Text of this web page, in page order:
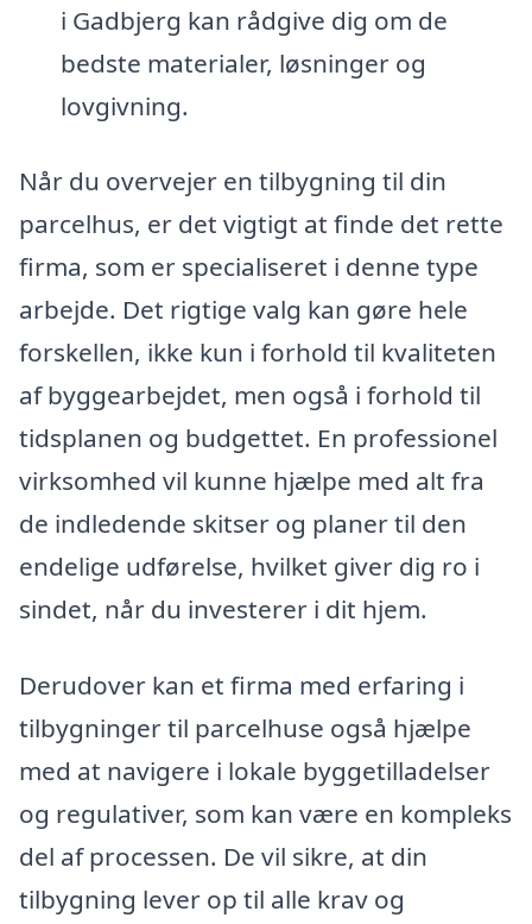
i Gadbjerg kan rådgive dig om de
bedste materialer, løsninger og
lovgivning.
Når du overvejer en tilbygning til din
parcelhus, er det vigtigt at finde det rette
firma, som er specialiseret i denne type
arbejde. Det rigtige valg kan gøre hele
forskellen, ikke kun i forhold til kvaliteten
af byggearbejdet, men også i forhold til
tidsplanen og budgettet. En professionel
virksomhed vil kunne hjælpe med alt fra
de indledende skitser og planer til den
endelige udførelse, hvilket giver dig ro i
sindet, når du investerer i dit hjem.
Derudover kan et firma med erfaring i
tilbygninger til parcelhuse også hjælpe
med at navigere i lokale byggetilladelser
og regulativer, som kan være en kompleks
del af processen. De vil sikre, at din
tilbygning lever op til alle krav og